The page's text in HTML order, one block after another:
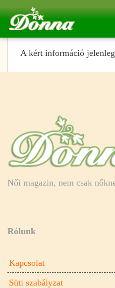
A kért információ
Női magazin, nem csak
Rólunk
Kapcsolat
Süti szabályzat